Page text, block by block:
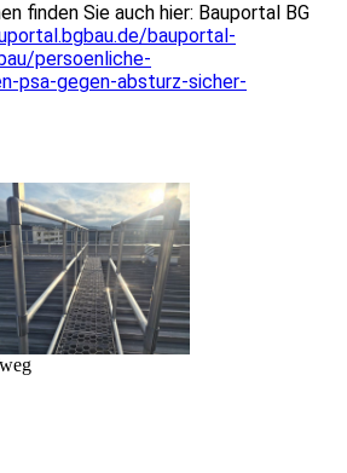
finden Sie auch hier: Bauportal BG
bauportal-
persoenliche-
psa-gegen-absturz-sicher-